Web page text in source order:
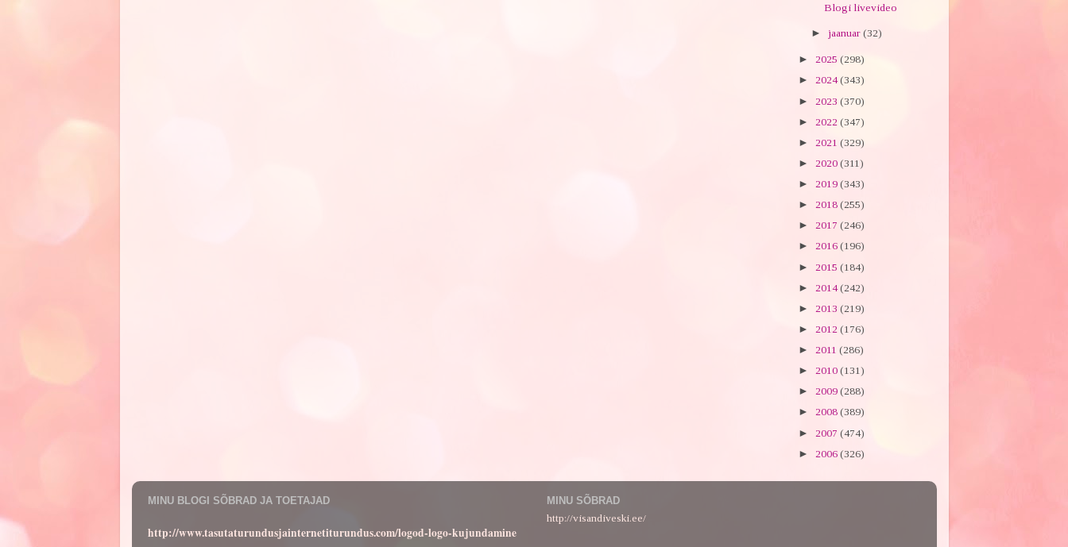
Blogi livevideo
► jaanuar (32)
► 2025 (298)
► 2024(343)
► 2023 (370)
► 2022 (347)
► 2021 (329)
► 2020 (311)
► 2019 (343)
► 2018 (255)
► 2017 (246)
► 2016 (196)
► 2015 (184)
► 2014(242)
► 2013 (219)
► 2012 (176)
► 2011 (286)
► 2010 (131)
► 2009 (288)
► 2008 (389)
► 2007 (474)
► 2006 (326)
MINU BLOGI SÕBRAD JA TOETAJAD
http://www.tasutaturundusjainternetiturundus.com/logod-logo-kujundamine
MINU SÕBRAD
http://visandiveski.ee/